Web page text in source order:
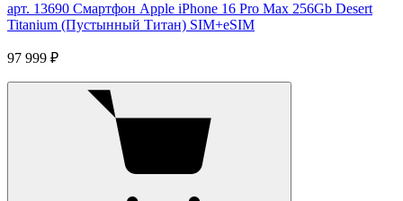
арт. 13690 Смартфон Apple iPhone 16 Pro Max 256Gb Desert
Titanium (Пустынный Титан) SIM+eSIM
97 999 ₽